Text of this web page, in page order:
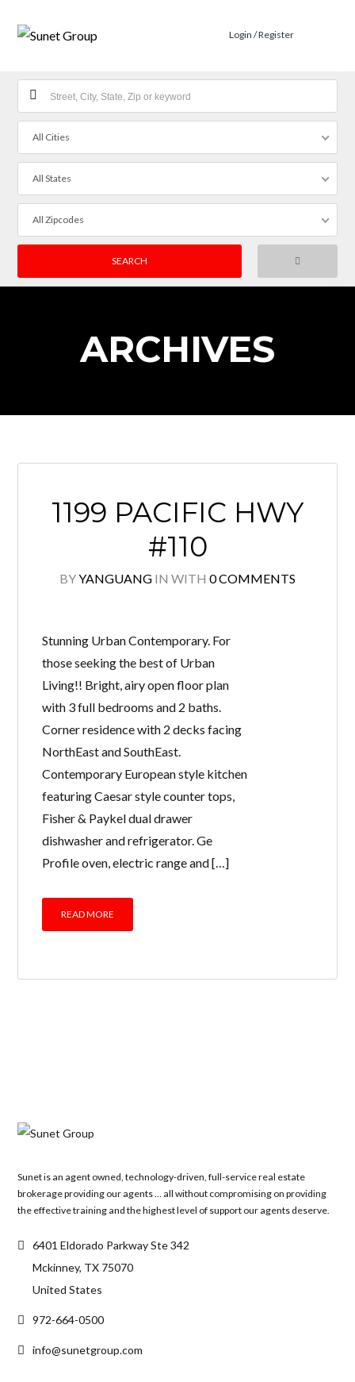
Password
Login / Register
All Cities
All States
All Zipcodes
ARCHIVES
1199 PACIFIC HWY
#110
BYYANGUANG IN WITH 0 COMMENTS
Stunning Urban Contemporary. For
those seeking the best of Urban
Living!! Bright, airy open floor plan
with 3 full bedrooms and 2 baths.
Corner residence with 2 decks facing
NorthEast and SouthEast.
Contemporary European style kitchen
featuring Caesar style counter tops,
Fisher & Paykel dual drawer
dishwasher and refrigerator. Ge
Profile oven, electric range and […]
READ MORE
Sunet is an agent owned, technology-driven, full-service real estate
brokerage providing our agents … all without compromising on providing
the effective training and the highest level of support our agents deserve.
6401 Eldorado Parkway Ste 342
Mckinney, TX 75070
United States
972-664-0500
info@sunetgroup.com